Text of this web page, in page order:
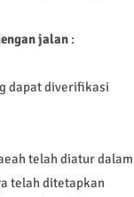
jalan:
dapat diverifikasi
telah diatur dalam
telah ditetapkan